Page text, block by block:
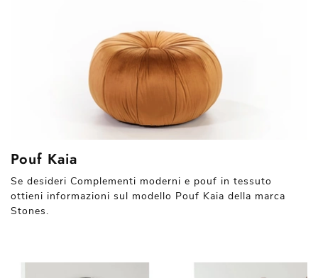
Pouf Kaia
Se desideri Complementi moderni e pouf in tessuto
ottieni informazioni sul modello Pouf Kaia della marca
Stones.